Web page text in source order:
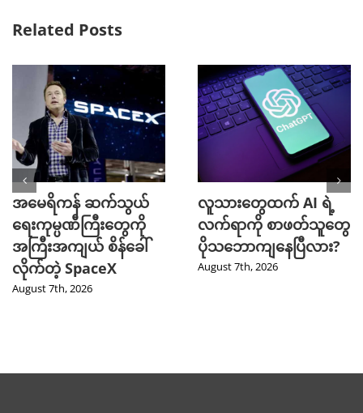
Related Posts
အမေရိကန် ဆက်သွယ်
ရေးကုမ္ပဏီကြီးတွေကို
အကြီးအကျယ် စိန်ခေါ်
လိုက်တဲ့ SpaceX
August 7th, 2026
လူသားတွေထက် AI ရဲ့
လက်ရာကို စာဖတ်သူတွေ
ပိုသဘောကျနေပြီလား?
August 7th, 2026